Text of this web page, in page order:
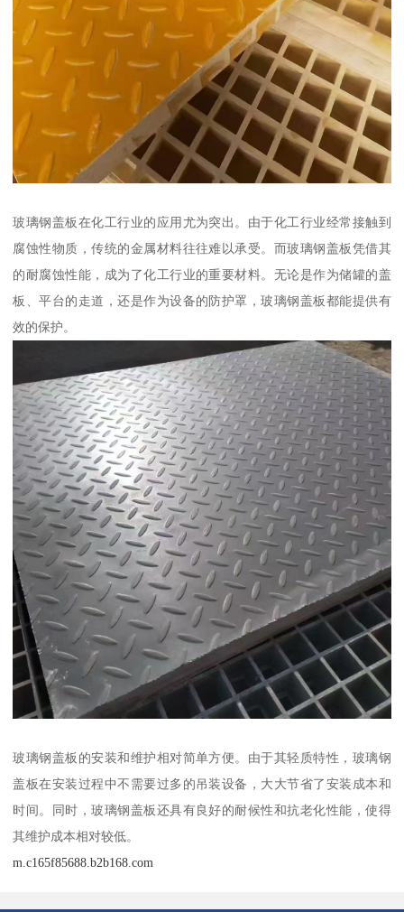
玻璃钢盖板在化工行业的应用尤为突出。由于化工行业经常接触到
腐蚀性物质，传统的金属材料往往难以承受。而玻璃钢盖板凭借其
的耐腐蚀性能，成为了化工行业的重要材料。无论是作为储罐的盖
板、平台的走道，还是作为设备的防护罩，玻璃钢盖板都能提供有
效的保护。
玻璃钢盖板的安装和维护相对简单方便。由于其轻质特性，玻璃钢
盖板在安装过程中不需要过多的吊装设备，大大节省了安装成本和
时间。同时，玻璃钢盖板还具有良好的耐候性和抗老化性能，使得
其维护成本相对较低。
m.c165f85688.b2b168.com